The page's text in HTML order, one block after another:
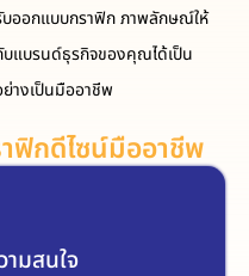
บออกแบบกราฟิก ภาพลักษณ์ให้
บแบรนด์ธุรกิจของคุณได้เป็น
ย่างเป็นมืออาชีพ
ฟิกดีไซน์มืออาชีพ
ามสนใจ